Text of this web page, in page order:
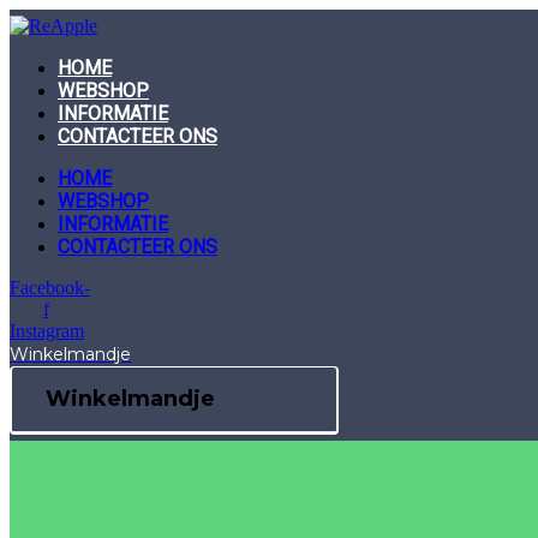
Skip
to
contentHOME
WEBSHOP
INFORMATIE
CONTACTEER ONS
HOME
WEBSHOP
INFORMATIE
CONTACTEER ONS
Facebook-
f
Instagram
Winkelmandje
Winkelmandje